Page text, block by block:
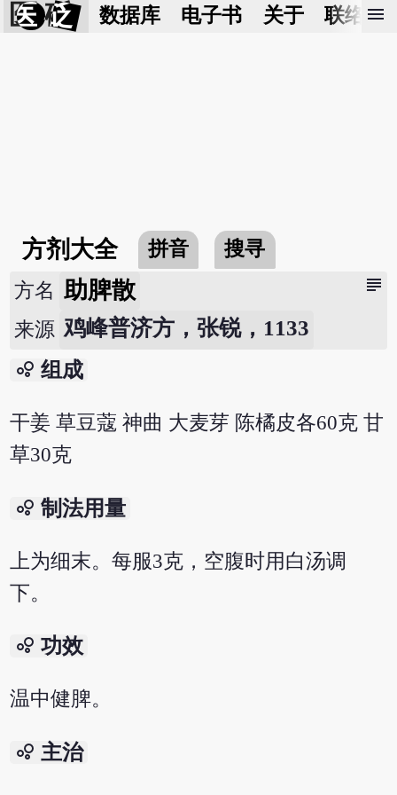
医 砭 数据库 电子书 关于 联络我
menu
方剂大全 拼音 搜寻
subject
方名 助脾散
来源 鸡峰普济方，张锐，1133
bubble_chart 组成
干姜 草豆蔻 神曲 大麦芽 陈橘皮各60克 甘
草30克
bubble_chart 制法用量
上为细末。每服3克，空腹时用白汤调
下。
bubble_chart 功效
温中健脾。
bubble_chart 主治